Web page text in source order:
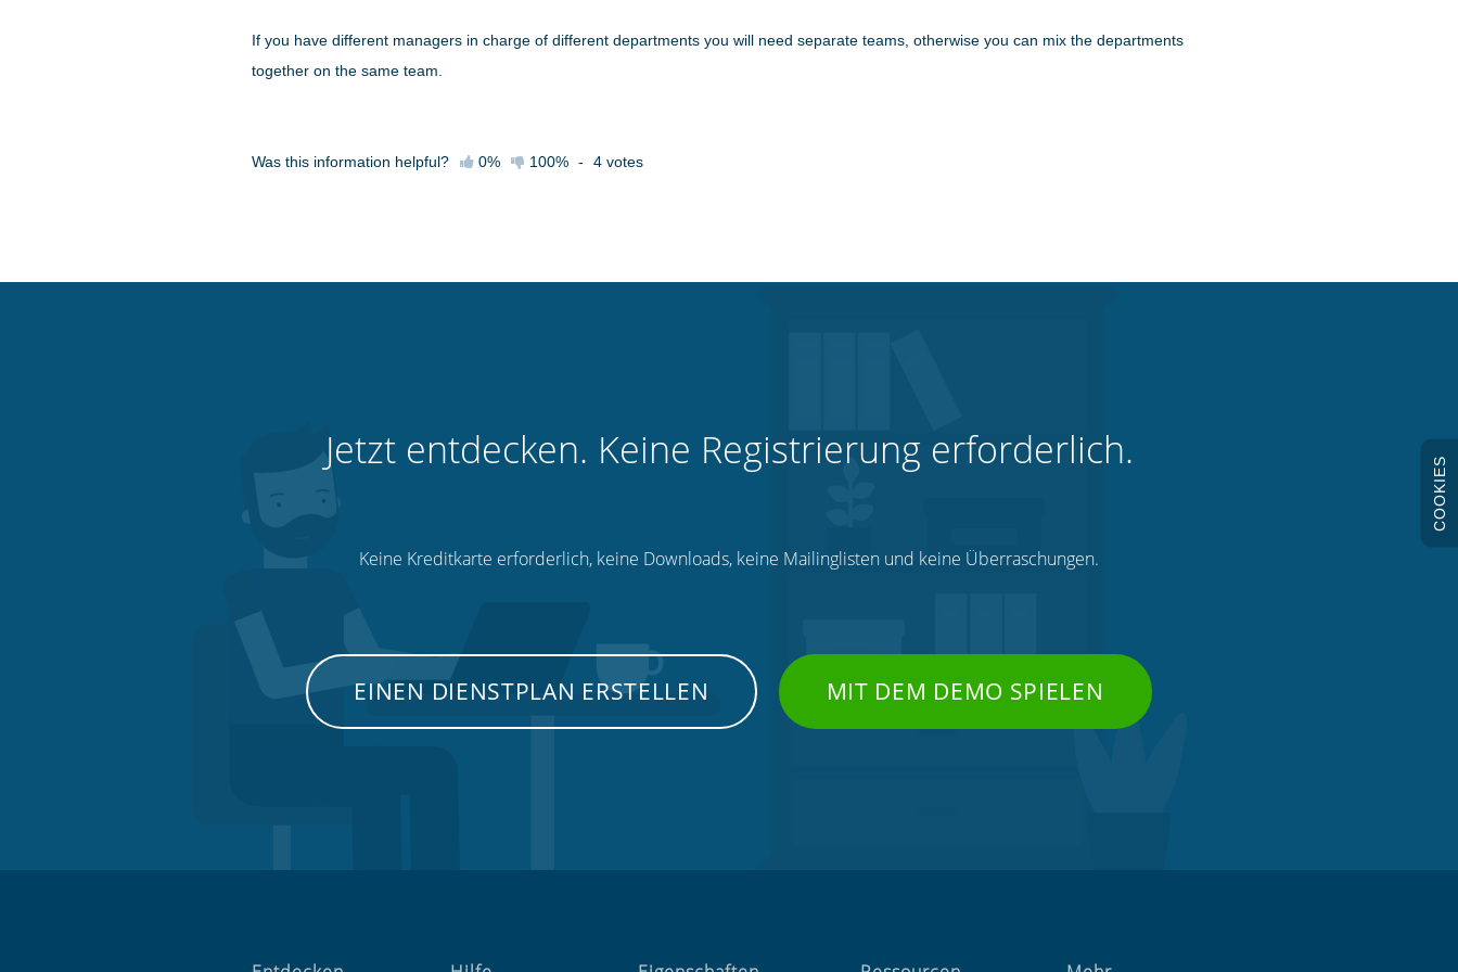
If you have different managers in charge of different departments you will need separate teams, otherwise you can mix the departments
together on the same team.
Was this information helpful? 0% 100% - 4 votes
Jetzt entdecken. Keine Registrierung erforderlich.
Keine Kreditkarte erforderlich, keine Downloads, keine Mailinglisten und keine Überraschungen.
EINEN DIENSTPLAN ERSTELLEN MIT DEM DEMO SPIELEN
COOKIES